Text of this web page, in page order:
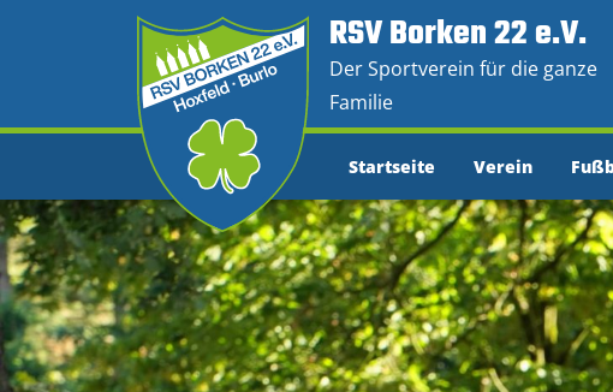
RSV Borken 22 e.V.
Der Sportverein für die ganze
Familie
Startseite Verein